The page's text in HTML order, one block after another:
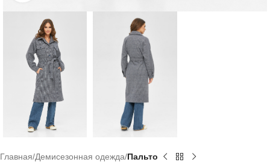
Главная Демисезонная одежда Пальто